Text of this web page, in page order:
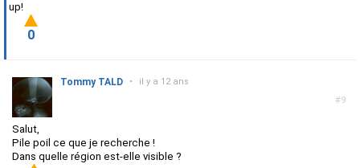
up!
0
#9
Tommy TALD • il y a 12 ans
Salut,
Pile poil ce que je recherche !
Dans quelle région est-elle visible ?